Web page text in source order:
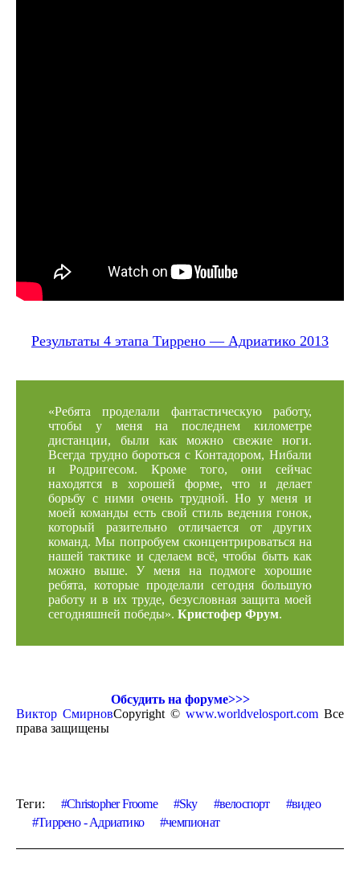
Результаты 4 этапа Тиррено — Адриатико 2013
«Ребята проделали фантастическую работу,
чтобы у меня на последнем километре
дистанции, были как можно свежие ноги.
Всегда трудно бороться с Контадором, Нибали
и Родригесом. Кроме того, они сейчас
находятся в хорошей форме, что и делает
борьбу с ними очень трудной. Но у меня и
моей команды есть свой стиль ведения гонок,
который разительно отличается от других
команд. Мы попробуем сконцентрироваться на
нашей тактике и сделаем всё, чтобы быть как
можно выше. У меня на подмоге хорошие
ребята, которые проделали сегодня большую
работу и в их труде, безусловная защита моей
сегодняшней победы». Кристофер Фрум.
Обсудить на форуме>>>
Виктор СмирновCopyright © www.worldvelosport.com Все
права защищены
Теги: Christopher Froome Sky велоспорт
видео
Тиррено - Адриатико
чемпионат